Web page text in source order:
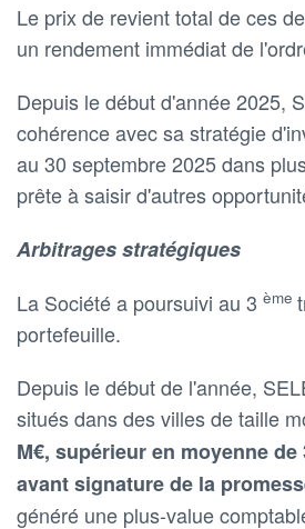
Le prix de revient total de ces
un rendement immédiat de
Depuis le début d'année 2025,
cohérence avec sa stratégie
au 30 septembre 2025 dans
prête à saisir d'autres
Arbitrages stratégiques
La Société a poursuivi au 3 ème
portefeuille.
Depuis le début de l'année,
situés dans des villes de taille
M€, supérieur en moyenne
avant signature de la
généré une plus-value